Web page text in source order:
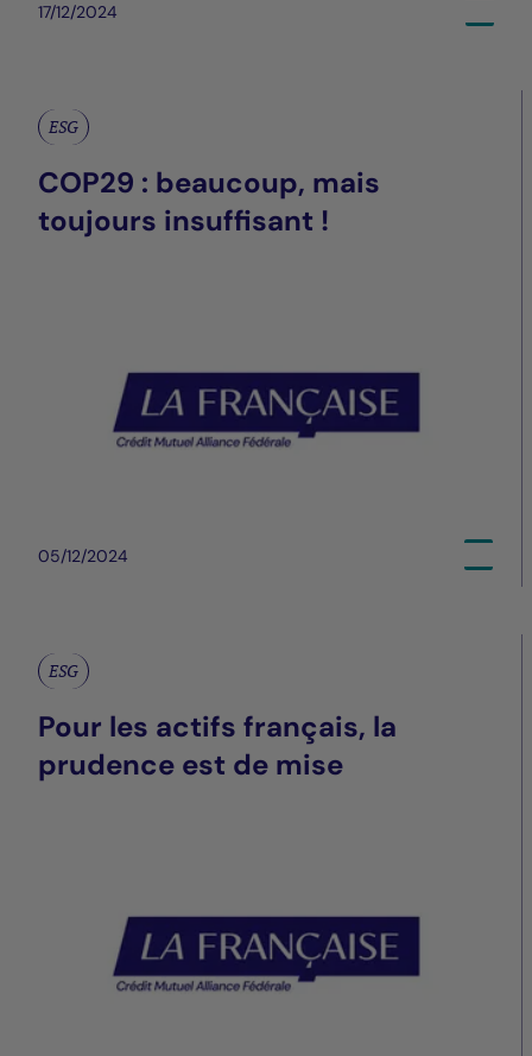
17/12/2024
ESG
COP29 : beaucoup, mais
toujours insuffisant !
05/12/2024
ESG
Pour les actifs français, la
prudence est de mise